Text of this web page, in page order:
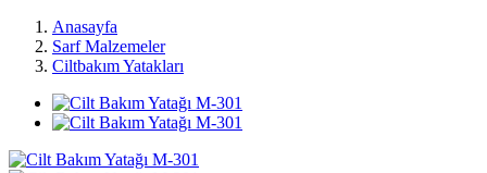
Anasayfa
Sarf Malzemeler
Ciltbakım Yatakları